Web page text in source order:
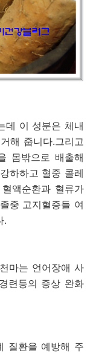
데 이 성분은 체내
해 줍니다.그리고
몸밖으로 배출해
하하고 혈중 콜레
액순환과 혈류가
중 고지혈증들 여
.
마는 언어장애 사
련등의 증상 완화
질환을 예방해 주